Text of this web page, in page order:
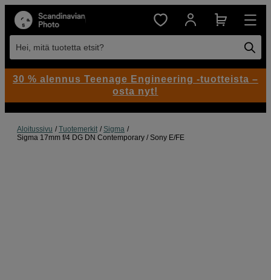
Hei, mitä tuotetta etsit?
Aloitussivu Tuotemerkit
Sigma
Sigma 17mm f/4 DG DN Contemporary / Sony E/FE
30 % alennus Teenage Engineering -tuotteista –
osta nyt!